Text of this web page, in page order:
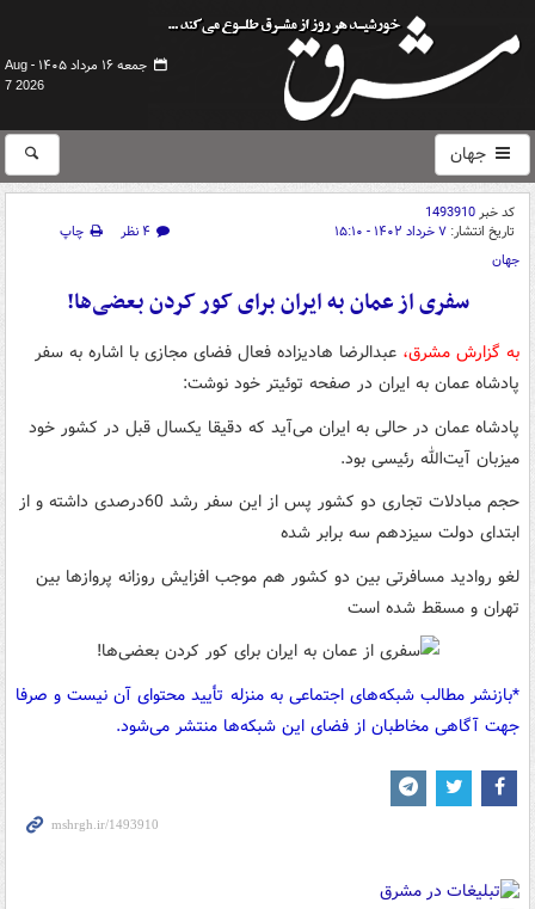
جمعه ۱۶ مرداد ۱۴۰۵ -
Aug
7 2026
جهان
کد خبر1493910
تاریخ انتشار: ۷ خرداد ۱۴۰۲ - ۱۵:۱۰ ۴ نظر
چاپ
جهان
سفری از عمان به ایران برای کور کردن بعضی‌ها!
به گزارش مشرق، عبدالرضا هادیزاده فعال فضای مجازی با اشاره به سفر
پادشاه عمان به ایران در صفحه توئیتر خود نوشت:
پادشاه عمان در حالی به ایران می‌آید که دقیقا یکسال قبل در کشور خود
میزبان آیت‌الله رئیسی بود.
حجم مبادلات تجاری دو کشور پس از این سفر رشد 60درصدی داشته و از
ابتدای دولت سیزدهم سه برابر شده
لغو روادید مسافرتی بین دو کشور هم موجب افزایش روزانه پروازها بین
تهران و مسقط شده است
*بازنشر مطالب شبکه‌های اجتماعی به منزله تأیید محتوای آن نیست و صرفا
جهت آگاهی مخاطبان از فضای این شبکه‌ها منتشر می‌شود.